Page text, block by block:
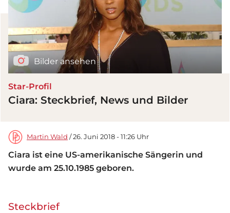
Bilder ansehen
Star-Profil
Ciara: Steckbrief, News und Bilder
Martin Wald / 26. Juni 2018 - 11:26 Uhr
Ciara ist eine US-amerikanische Sängerin und
wurde am 25.10.1985 geboren.
Steckbrief